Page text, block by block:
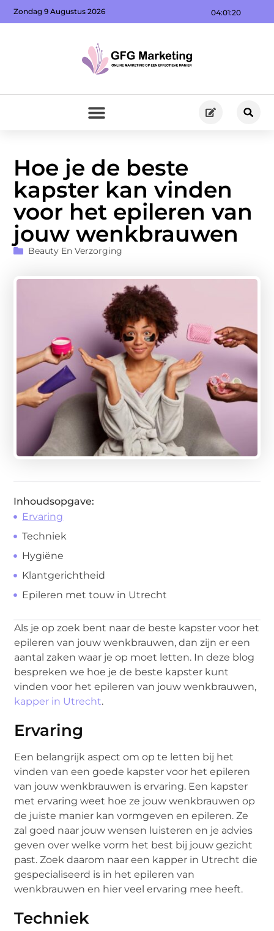
04:01:21
Zondag 9 Augustus 2026
Hoe je de beste
kapster kan vinden
voor het epileren van
jouw wenkbrauwen
Beauty En Verzorging
Inhoudsopgave:
Ervaring
Techniek
Hygiëne
Klantgerichtheid
Epileren met touw in Utrecht
Als je op zoek bent naar de beste kapster voor het
epileren van jouw wenkbrauwen, dan zijn er een
aantal zaken waar je op moet letten. In deze blog
bespreken we hoe je de beste kapster kunt
vinden voor het epileren van jouw wenkbrauwen,
kapper in Utrecht.
Ervaring
Een belangrijk aspect om op te letten bij het
vinden van een goede kapster voor het epileren
van jouw wenkbrauwen is ervaring. Een kapster
met ervaring weet hoe ze jouw wenkbrauwen op
de juiste manier kan vormgeven en epileren. Ze
zal goed naar jouw wensen luisteren en je advies
geven over welke vorm het best bij jouw gezicht
past. Zoek daarom naar een kapper in Utrecht die
gespecialiseerd is in het epileren van
wenkbrauwen en hier veel ervaring mee heeft.
Techniek